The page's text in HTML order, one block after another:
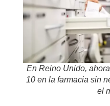
En Reino Unido,
10 en la farmacia sin
el